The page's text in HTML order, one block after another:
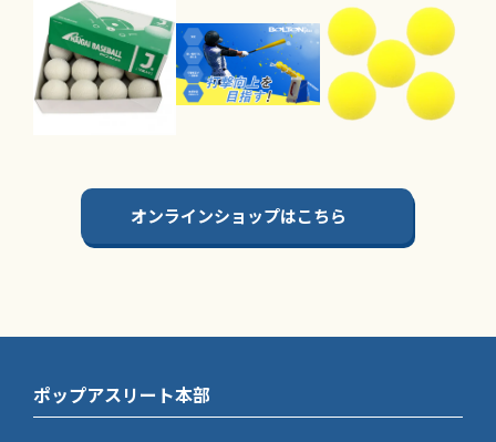
オンラインショップはこちら
ポップアスリート本部